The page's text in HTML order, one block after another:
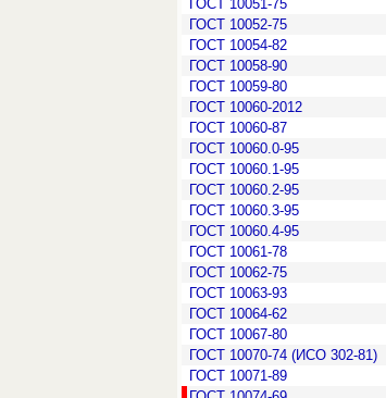
ГОСТ 10051-75
ГОСТ 10052-75
ГОСТ 10054-82
ГОСТ 10058-90
ГОСТ 10059-80
ГОСТ 10060-2012
ГОСТ 10060-87
ГОСТ 10060.0-95
ГОСТ 10060.1-95
ГОСТ 10060.2-95
ГОСТ 10060.3-95
ГОСТ 10060.4-95
ГОСТ 10061-78
ГОСТ 10062-75
ГОСТ 10063-93
ГОСТ 10064-62
ГОСТ 10067-80
ГОСТ 10070-74 (ИСО 302-81)
ГОСТ 10071-89